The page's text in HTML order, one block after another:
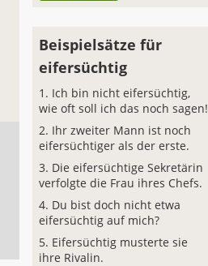
Beispielsätze für
eifersüchtig
Ich bin nicht eifersüchtig,
wie oft soll ich das noch sagen!
Ihr zweiter Mann ist noch
eifersüchtiger als der erste.
Die eifersüchtige Sekretärin
verfolgte die Frau ihres Chefs.
Du bist doch nicht etwa
eifersüchtig auf mich?
Eifersüchtig musterte sie
ihre Rivalin.